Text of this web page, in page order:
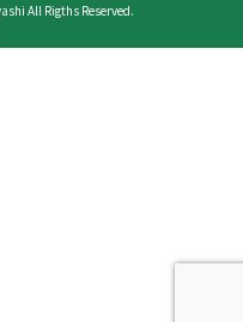
All Rigths Reserved.